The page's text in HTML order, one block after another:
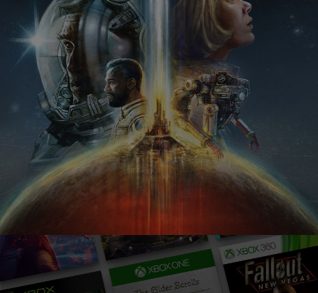
Konsola
XBOX
Series S